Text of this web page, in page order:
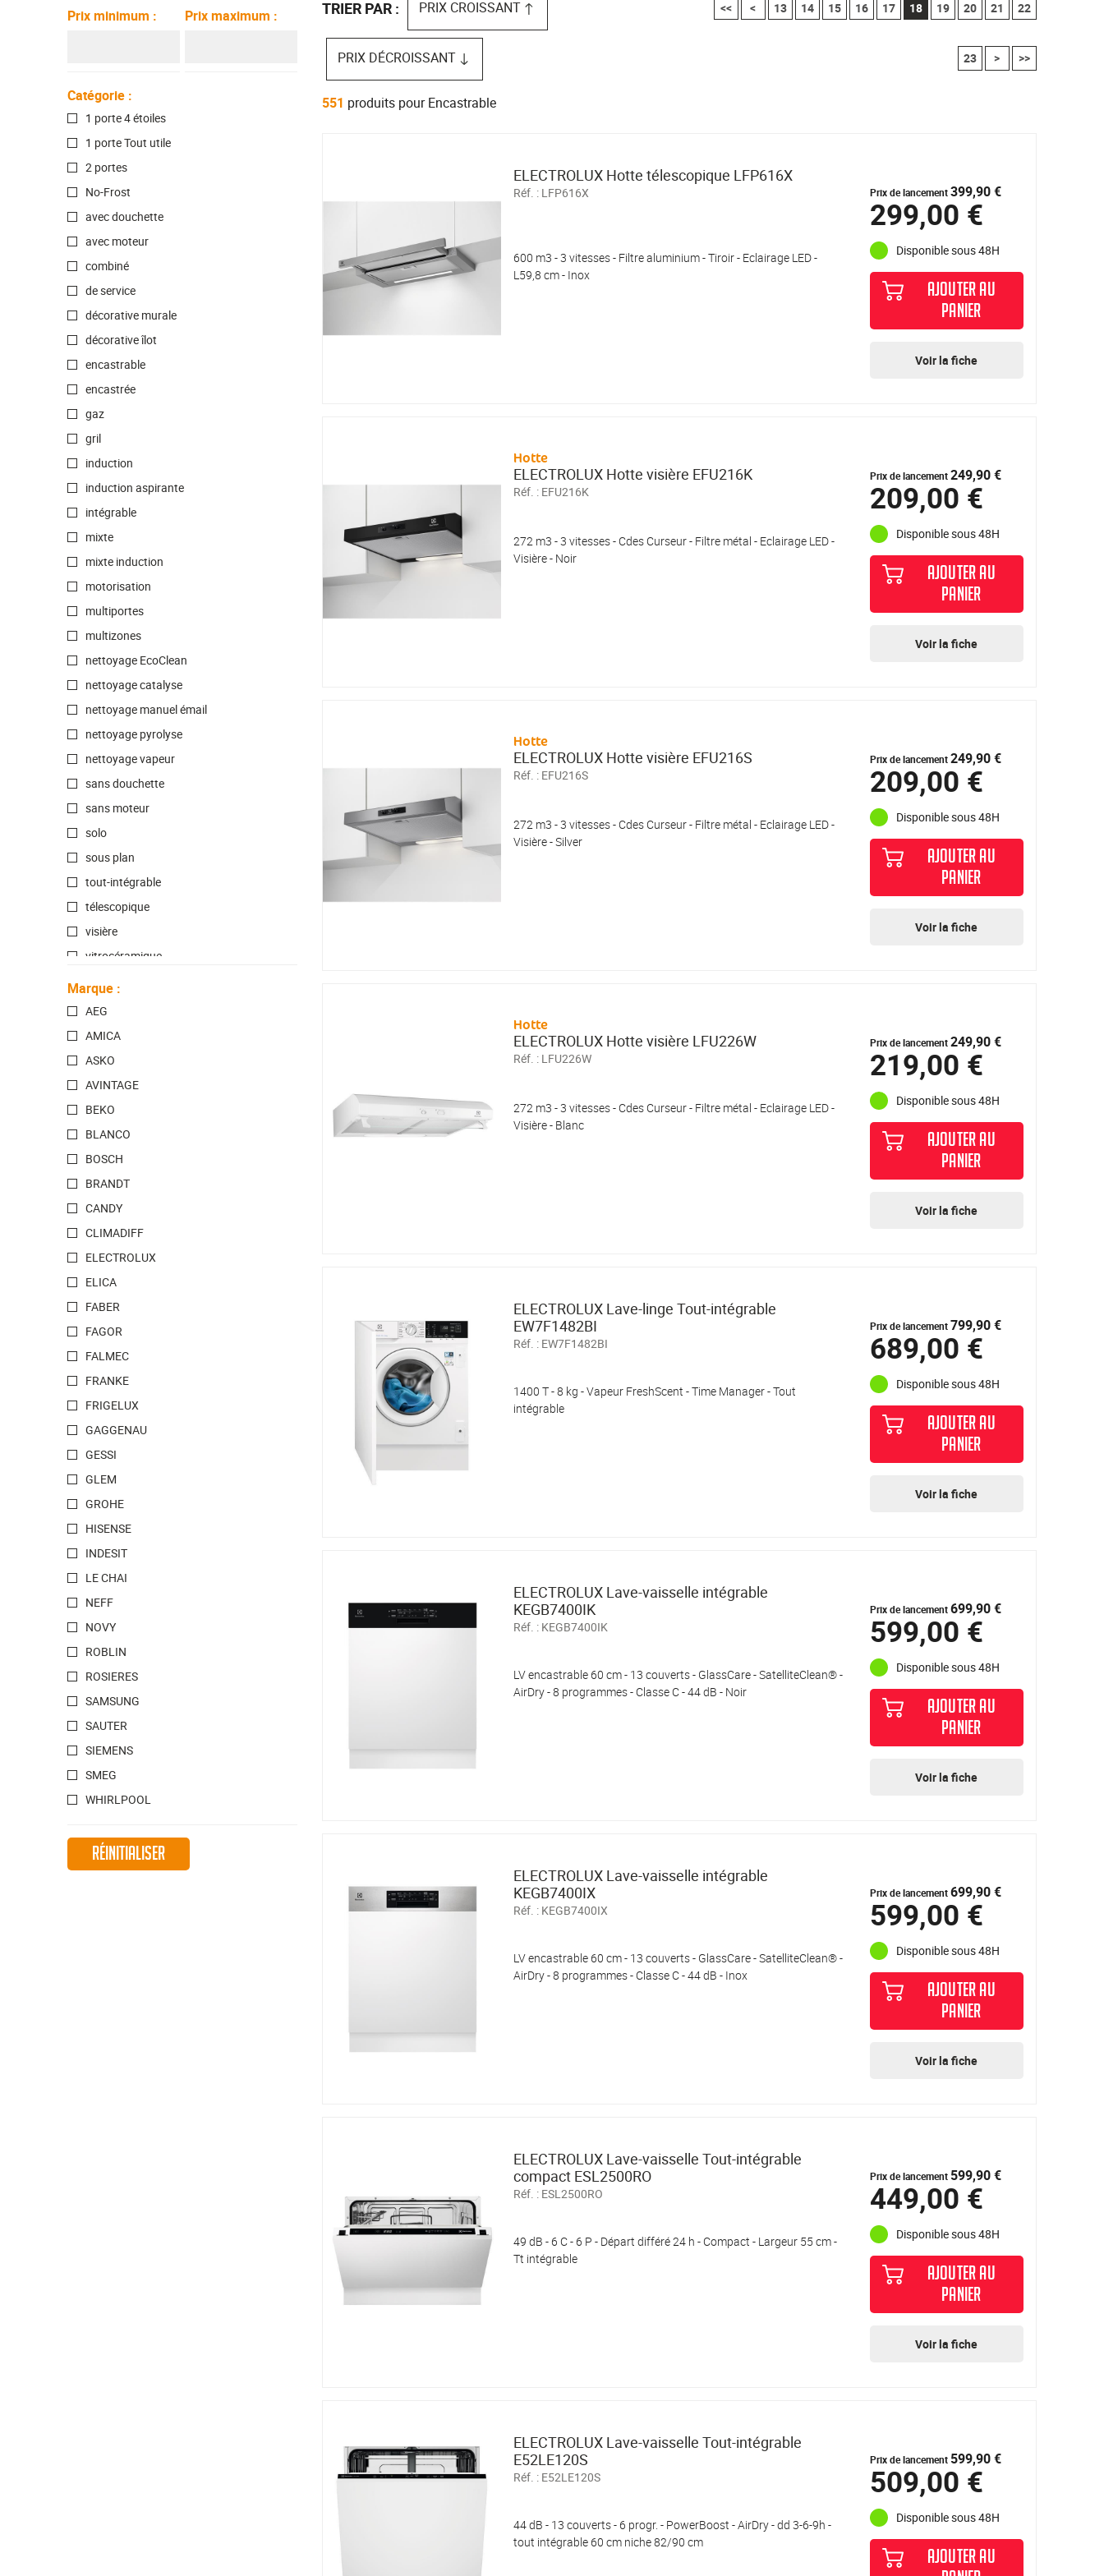
TRIER PAR : PRIX CROISSANT
PRIX DÉCROISSANT
<< < 13 14 15 16 17 18 19 20 21 22
23 > >>
551 produits pour Encastrable
ELECTROLUX Hotte télescopique LFP616X
Réf. : LFP616X
600 m3 - 3 vitesses - Filtre aluminium - Tiroir - Eclairage LED -
L59,8 cm - Inox
Prix de lancement399,90 €
299,00 €
Disponible sous 48H
AJOUTER AU
PANIER
Voir la fiche
Hotte
ELECTROLUX Hotte visière EFU216K
Réf. : EFU216K
272 m3 - 3 vitesses - Cdes Curseur - Filtre métal - Eclairage LED -
Visière - Noir
Prix de lancement249,90 €
209,00 €
Disponible sous 48H
AJOUTER AU
PANIER
Voir la fiche
Hotte
ELECTROLUX Hotte visière EFU216S
Réf. : EFU216S
272 m3 - 3 vitesses - Cdes Curseur - Filtre métal - Eclairage LED -
Visière - Silver
Prix de lancement249,90 €
209,00 €
Disponible sous 48H
AJOUTER AU
PANIER
Voir la fiche
Hotte
ELECTROLUX Hotte visière LFU226W
Réf. : LFU226W
272 m3 - 3 vitesses - Cdes Curseur - Filtre métal - Eclairage LED -
Visière - Blanc
Prix de lancement249,90 €
219,00 €
Disponible sous 48H
AJOUTER AU
PANIER
Voir la fiche
ELECTROLUX Lave-linge Tout-intégrable
EW7F1482BI
Réf. : EW7F1482BI
1400 T - 8 kg - Vapeur FreshScent - Time Manager - Tout
intégrable
Prix de lancement799,90 €
689,00 €
Disponible sous 48H
AJOUTER AU
PANIER
Voir la fiche
ELECTROLUX Lave-vaisselle intégrable
KEGB7400IK
Réf. : KEGB7400IK
LV encastrable 60 cm - 13 couverts - GlassCare - SatelliteClean® -
AirDry - 8 programmes - Classe C - 44 dB - Noir
Prix de lancement699,90 €
599,00 €
Disponible sous 48H
AJOUTER AU
PANIER
Voir la fiche
ELECTROLUX Lave-vaisselle intégrable
KEGB7400IX
Réf. : KEGB7400IX
LV encastrable 60 cm - 13 couverts - GlassCare - SatelliteClean® -
AirDry - 8 programmes - Classe C - 44 dB - Inox
Prix de lancement699,90 €
599,00 €
Disponible sous 48H
AJOUTER AU
PANIER
Voir la fiche
ELECTROLUX Lave-vaisselle Tout-intégrable
compact ESL2500RO
Réf. : ESL2500RO
49 dB - 6 C - 6 P - Départ différé 24 h - Compact - Largeur 55 cm -
Tt intégrable
Prix de lancement 599,90 €
449,00 €
Disponible sous 48H
AJOUTER AU
PANIER
Voir la fiche
ELECTROLUX Lave-vaisselle Tout-intégrable
E52LE120S
Réf. : E52LE120S
44 dB - 13 couverts - 6 progr. - PowerBoost - AirDry - dd 3-6-9h -
tout intégrable 60 cm niche 82/90 cm
Prix de lancement 599,90 €
509,00 €
Disponible sous 48H
AJOUTER AU
Prix minimum : Prix maximum :
Catégorie :
1 porte 4 étoiles
1 porte Tout utile
2 portes
No-Frost
avec douchette
avec moteur
combiné
de service
décorative murale
décorative îlot
encastrable
encastrée
gaz
gril
induction
induction aspirante
intégrable
mixte
mixte induction
motorisation
multiportes
multizones
nettoyage EcoClean
nettoyage catalyse
nettoyage manuel émail
nettoyage pyrolyse
nettoyage vapeur
sans douchette
sans moteur
solo
sous plan
tout-intégrable
télescopique
visière
vitrocéramique
électrique
Marque :
AEG
AMICA
ASKO
AVINTAGE
BEKO
BLANCO
BOSCH
BRANDT
CANDY
CLIMADIFF
ELECTROLUX
ELICA
FABER
FAGOR
FALMEC
FRANKE
FRIGELUX
GAGGENAU
GESSI
GLEM
GROHE
HISENSE
INDESIT
LE CHAI
NEFF
NOVY
ROBLIN
ROSIERES
SAMSUNG
SAUTER
SIEMENS
SMEG
WHIRLPOOL